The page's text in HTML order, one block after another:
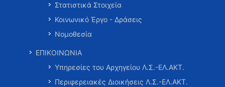
Στατιστικά Στοιχεία
Κοινωνικό Έργο - Δράσεις
Νομοθεσία
ΕΠΙΚΟΙΝΩΝΙΑ
Υπηρεσίες του Αρχηγείου Λ.Σ.-ΕΛ.ΑΚΤ.
Περιφερειακές Διοικήσεις Λ.Σ.-ΕΛ.ΑΚΤ.